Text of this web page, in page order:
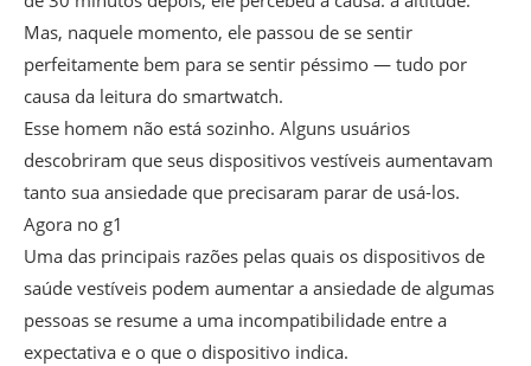
Mas, naquele momento, ele passou de se sentir
perfeitamente bem para se sentir péssimo — tudo por
causa da leitura do smartwatch.
Esse homem não está sozinho. Alguns usuários
descobriram que seus dispositivos vestíveis aumentavam
tanto sua ansiedade que precisaram parar de usá-los.
Agora no g1
Uma das principais razões pelas quais os dispositivos de
saúde vestíveis podem aumentar a ansiedade de algumas
pessoas se resume a uma incompatibilidade entre a
expectativa e o que o dispositivo indica.